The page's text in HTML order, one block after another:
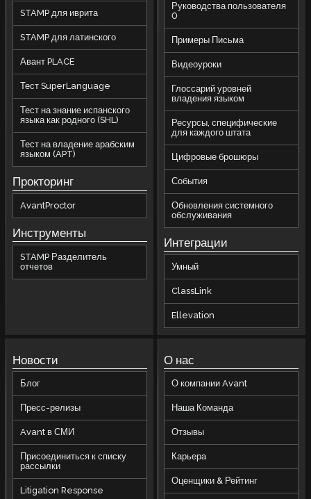
STAMP для иврита
STAMP для латинского
Авант PLACE
Тест SuperLanguage
Тест на знание испанского
языка как родного (SHL)
Тест на владение арабским
языком (APT)
Прокторинг
AvantProctor
Инструменты
STAMP Разделитель
отчетов
Руководства пользователя
0
Примеры Письма
Видеоуроки
Глоссарий уровней
владения языком
Ресурсы, специфические
для каждого штата
Цифровые брошюры
События
Обновления системного
обслуживания
Интеграции
Умный
ClassLink
Ellevation
Новости
Блог
Пресс-релизы
Avant в СМИ
Присоединиться к списку
рассылки
Litigation Response
О нас
О компании Avant
Наша Команда
Отзывы
Карьера
Оценщики & Рейтинг